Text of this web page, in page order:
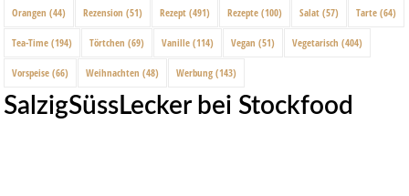
Orangen (44) Rezension (51) Rezept (491) Rezepte (100) Salat (57) Tarte (64)
Tea-Time (194) Törtchen (69) Vanille (114) Vegan (51) Vegetarisch (404)
Vorspeise (66) Weihnachten (48) Werbung (143)
SalzigSüssLecker bei Stockfood